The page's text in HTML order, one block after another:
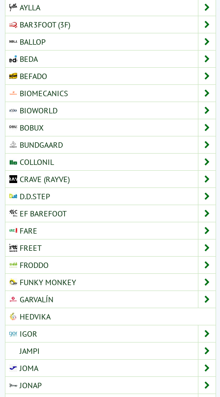
AYLLA
BAR3FOOT (3F)
BALLOP
BEDA
BEFADO
BIOMECANICS
BIOWORLD
BOBUX
BUNDGAARD
COLLONIL
CRAVE (RAYVE)
D.D.STEP
EF BAREFOOT
FARE
FREET
FRODDO
FUNKY MONKEY
GARVALÍN
HEDVIKA
IGOR
JAMPI
JOMA
JONAP